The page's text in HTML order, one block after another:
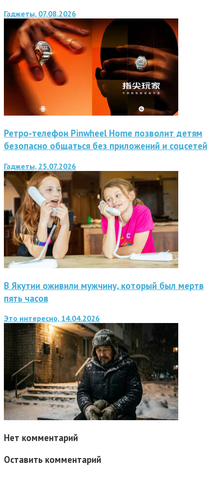
Гаджеты, 07.08.2026
Ретро-телефон Pinwheel Home позволит детям
безопасно общаться без приложений и соцсетей
Гаджеты, 25.07.2026
В Якутии оживили мужчину, который был мертв
пять часов
Это интересно, 14.04.2026
Нет комментарий
Оставить комментарий